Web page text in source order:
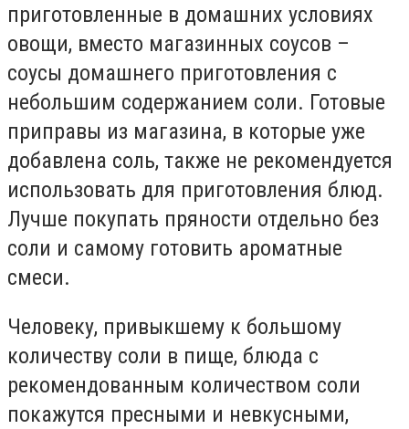
приготовленные в домашних условиях
овощи, вместо магазинных соусов –
соусы домашнего приготовления с
небольшим содержанием соли. Готовые
приправы из магазина, в которые уже
добавлена соль, также не рекомендуется
использовать для приготовления блюд.
Лучше покупать пряности отдельно без
соли и самому готовить ароматные
смеси.
Человеку, привыкшему к большому
количеству соли в пище, блюда с
рекомендованным количеством соли
покажутся пресными и невкусными,